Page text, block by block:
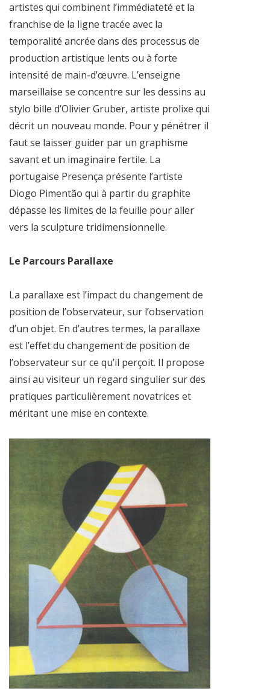
artistes qui combinent l’immédiateté et la
franchise de la ligne tracée avec la
temporalité ancrée dans des processus de
production artistique lents ou à forte
intensité de main-d’œuvre. L’enseigne
marseillaise se concentre sur les dessins au
stylo bille d’Olivier Gruber, artiste prolixe qui
décrit un nouveau monde. Pour y pénétrer il
faut se laisser guider par un graphisme
savant et un imaginaire fertile. La
portugaise Presença présente l’artiste
Diogo Pimentão qui à partir du graphite
dépasse les limites de la feuille pour aller
vers la sculpture tridimensionnelle.
Le Parcours Parallaxe
La parallaxe est l’impact du changement de
position de l’observateur, sur l’observation
d’un objet. En d’autres termes, la parallaxe
est l’effet du changement de position de
l’observateur sur ce qu’il perçoit. Il propose
ainsi au visiteur un regard singulier sur des
pratiques particulièrement novatrices et
méritant une mise en contexte.